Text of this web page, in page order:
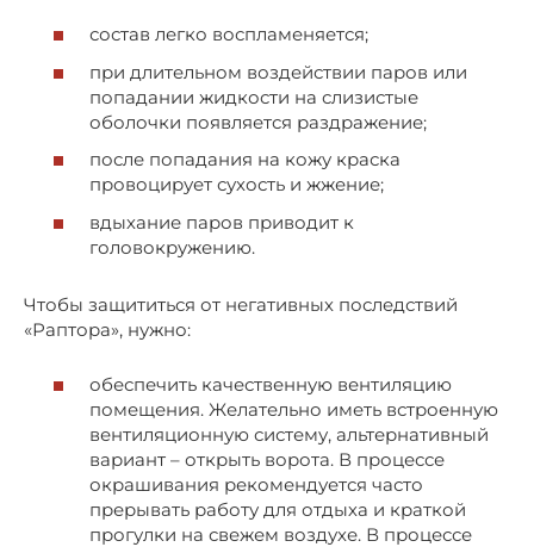
состав легко воспламеняется;
при длительном воздействии паров или
попадании жидкости на слизистые
оболочки появляется раздражение;
после попадания на кожу краска
провоцирует сухость и жжение;
вдыхание паров приводит к
головокружению.
Чтобы защититься от негативных последствий
«Раптора», нужно:
обеспечить качественную вентиляцию
помещения. Желательно иметь встроенную
вентиляционную систему, альтернативный
вариант – открыть ворота. В процессе
окрашивания рекомендуется часто
прерывать работу для отдыха и краткой
прогулки на свежем воздухе. В процессе